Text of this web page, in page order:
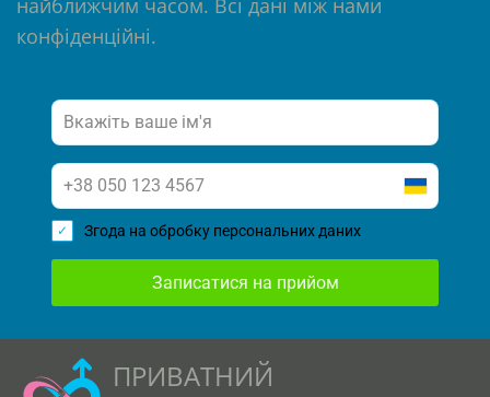
найближчим часом. Всі дані між нами
конфіденційні.
Згода на обробку персональних даних
Записатися на прийом
ПРИВАТНИЙ